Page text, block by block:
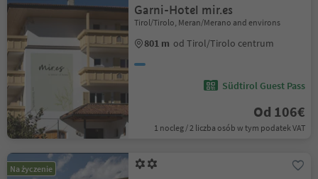
Garni-Hotel mir.es
Tirol/Tirolo, Meran/Merano and environs
801 m od Tirol/Tirolo centrum
Südtirol Guest Pass
Od 106€
1 nocleg / 2 liczba osób w tym podatek VAT
Na życzenie